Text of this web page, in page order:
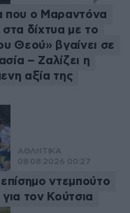
που ο Μαραντόνα
στα δίχτυα με το
Θεού» βγαίνει σε
– Ζαλίζει η
αξία της
ΑΘΛΗΤΙΚΑ
08·08·2026 00:27
επίσημο ντεμπούτο
τον Κούτσια